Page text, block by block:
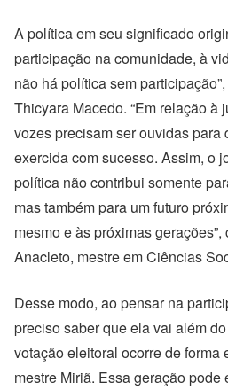
A política em seu significado
participação na comunidade, à
não há política sem
Thicyara Macedo. “Em relação à
vozes precisam ser ouvidas para
exercida com sucesso. Assim, o
política não contribui somente
mas também para um futuro
mesmo e às próximas
Anacleto, mestre em Ciências
Desse modo, ao pensar na
preciso saber que ela vai além
votação eleitoral ocorre de forma
mestre Miriã. Essa geração